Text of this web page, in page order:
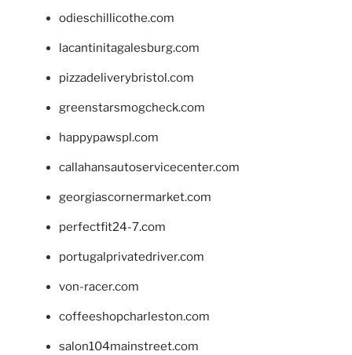
odieschillicothe.com
lacantinitagalesburg.com
pizzadeliverybristol.com
greenstarsmogcheck.com
happypawspl.com
callahansautoservicecenter.com
georgiascornermarket.com
perfectfit24-7.com
portugalprivatedriver.com
von-racer.com
coffeeshopcharleston.com
salon104mainstreet.com